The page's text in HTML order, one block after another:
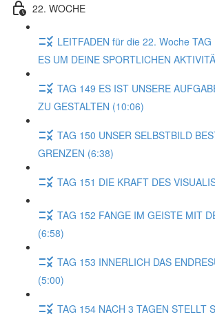
22. WOCHE
LEITFADEN für die 22. Woche
ES UM DEINE SPORTLICHEN
TAG 149 ES IST UNSERE
ZU GESTALTEN (10:06)
TAG 150 UNSER SELBSTBILD
GRENZEN (6:38)
TAG 151 DIE KRAFT DES
TAG 152 FANGE IM GEISTE MIT
(6:58)
TAG 153 INNERLICH DAS
(5:00)
TAG 154 NACH 3 TAGEN STELLT